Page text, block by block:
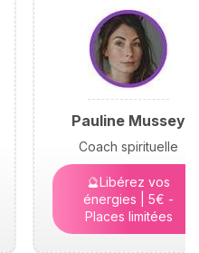
Pauline Mussey
Coach spirituelle
🔮Libérez vos
énergies | 5€ -
Places limitées